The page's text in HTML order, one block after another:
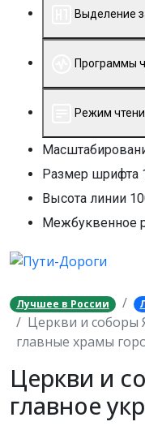
Выделение
Программы
Режим
Размер шрифта
Высота линии
Межбуквенное
Лучшее в России
Церкви и соборы
главные храмы
Церкви и
главное